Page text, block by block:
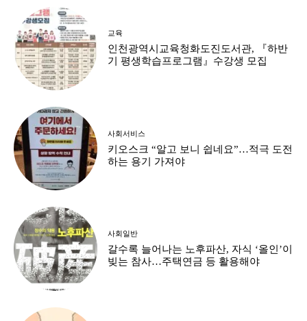
교육
인천광역시교육청화도진도서관, 『하반
기 평생학습프로그램』수강생 모집
사회서비스
키오스크 “알고 보니 쉽네요”…적극 도전
하는 용기 가져야
사회일반
갈수록 늘어나는 노후파산, 자식 ‘올인’이
빚는 참사…주택연금 등 활용해야